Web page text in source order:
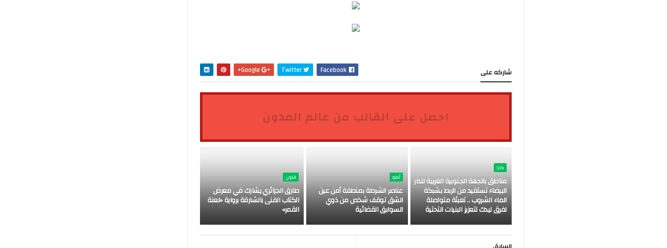
شاركه على Facebook
Twitter
احصل على القالب من عالم المدون
كازا
مناطق بالجهة الجنوبية الغربية للدار
البيضاء تستفيد من الربط بشبكة
الماء الشروب .. تعبئة متواصلة
لفرق ليدك لتعزيز البنيات التحتية
أنفو
عناصر الشرطة بمنطقة أمن عين
الشق توقف شخص من ذوي
السوابق القضائية
فنون
طارق الجزائري يشارك في معرض
الكتاب الفنى بالشارقة برواية «لعنة
القمر»